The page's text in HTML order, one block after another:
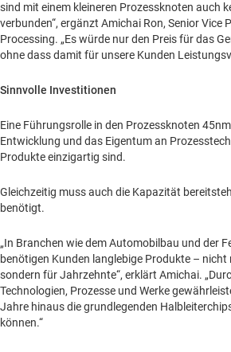
sind mit einem kleineren Prozessknoten auch
verbunden“, ergänzt Amichai Ron, Senior Vice
Processing. „Es würde nur den Preis für das
ohne dass damit für unsere Kunden
Sinnvolle Investitionen
Eine Führungsrolle in den Prozessknoten
Entwicklung und das Eigentum an
Produkte einzigartig sind.
Gleichzeitig muss auch die Kapazität
benötigt.
„In Branchen wie dem Automobilbau und der
benötigen Kunden langlebige Produkte –
sondern für Jahrzehnte“, erklärt Amichai.
Technologien, Prozesse und Werke
Jahre hinaus die grundlegenden
können.“